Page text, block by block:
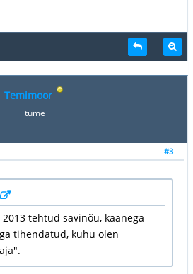
Temimoor
tume
#3
tehtud savinõu, kaanega
tihendatud, kuhu olen